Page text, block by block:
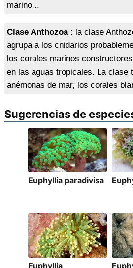
marino...
Clase Anthozoa: la clase
agrupa a los cnidarios
los corales marinos
en las aguas tropicales. La clase
anémonas de mar, los corales
Sugerencias de
Euphyllia paradivisa
Euphyllia